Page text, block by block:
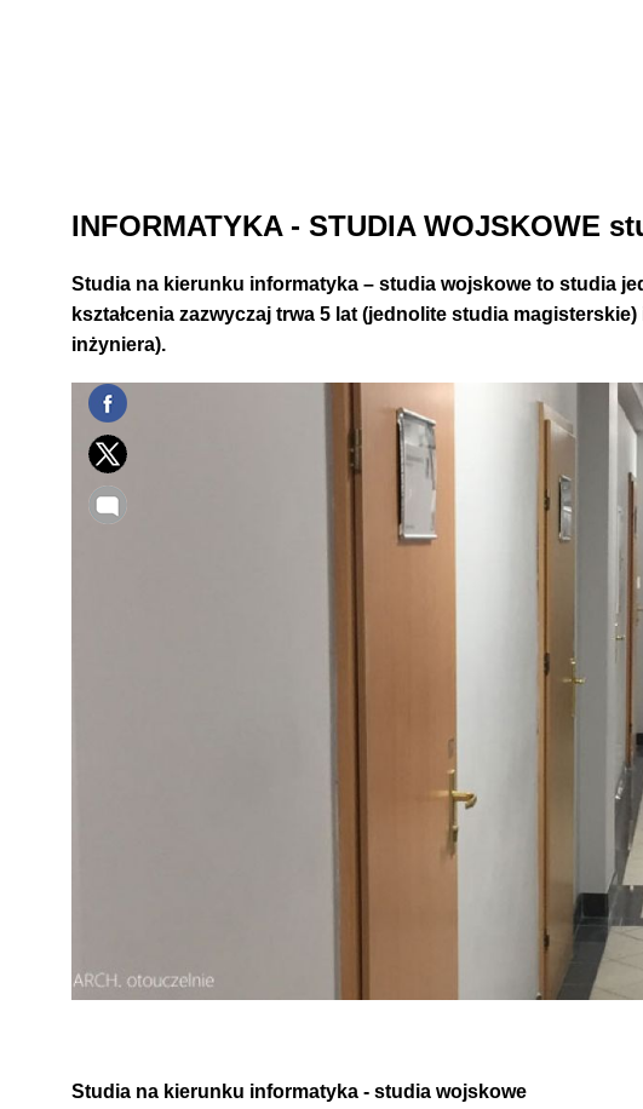
INFORMATYKA - STUDIA WOJSKOWE
Studia na kierunku informatyka – studia wojskoweto studia
kształcenia zazwyczaj trwa 5 lat (jednolite studia
inżyniera).
Studia na kierunku informatyka - studia wojskowe